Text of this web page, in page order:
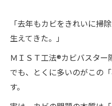
「去年もカビをきれいに掃
生えてきた。」
ＭＩＳＴ工法®カビバスタ
でも、とくに多いのがこの
す。